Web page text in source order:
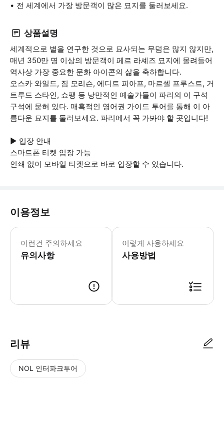
전 세계에서 가장 방문객이 많은 묘지를 둘러보세요.
상품설명
세계적으로 별을 연구한 것으로 묘사되는 무덤은 많지 않지만,
매년 350만 명 이상의 방문객이 페르 라셰즈 묘지에 몰려들어
역사상 가장 중요한 문화 아이콘의 삶을 축하합니다.
오스카 와일드, 짐 모리슨, 에디트 피아프, 마르셀 프루스트, 거
트루드 스타인, 쇼팽 등 낭만적인 예술가들이 파리의 이 구석
구석에 묻혀 있다. 매혹적인 영어권 가이드 투어를 통해 이 아
름다운 묘지를 둘러보세요. 파리에서 꼭 가봐야 할 곳입니다!
▶ 입장 안내
스마트폰 티켓 입장 가능
인쇄 없이 모바일 티켓으로 바로 입장할 수 있습니다.
이용정보
이런건 주의하세요
유의사항
▶ 꼭 알아두세요 * 꽤 많은 양의 보행
이렇게 사용하세요
사용방법
리뷰
NOL 인터파크투어